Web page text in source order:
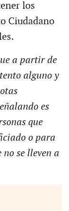
los
Ciudadano
a partir de
alguno y
es
que
o para
se lleven a